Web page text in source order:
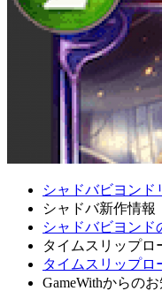
シャドバビヨンド
シャドバ新作情報
シャドバビヨンド
タイムスリップロ
タイムスリップロ
GameWithからの